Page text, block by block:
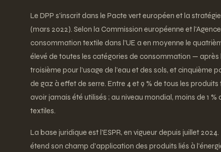
Le DPP s'inscrit dans le Pacte vert européen et la
(mars 2022). Selon la Commission européenne et
consommation textile dans l'UE a en moyenne le
élevé de toutes les catégories de consommation —
troisième pour l'usage de l'eau et des sols, et cinquième
de gaz à effet de serre. Entre 4 et 9 % de tous les
avoir jamais été utilisés ; au niveau mondial, moins de 1
textiles.
La base juridique est l'ESPR, en vigueur depuis juillet
étend son champ d'application des produits liés à